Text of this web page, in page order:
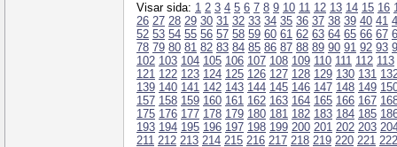
Visar sida: 1 2 3 4 5 6 7 8 9 10 11 12 13 14 15 16
26 27 28 29 30 31 32 33 34 35 36 37 38 39 40 41
52 53 54 55 56 57 58 59 60 61 62 63 64 65 66 67
78 79 80 81 82 83 84 85 86 87 88 89 90 91 92 93
102 103 104 105 106 107 108 109 110 111 112 113
121 122 123 124 125 126 127 128 129 130 131
139 140 141 142 143 144 145 146 147 148 149
157 158 159 160 161 162 163 164 165 166 167
175 176 177 178 179 180 181 182 183 184 185
193 194 195 196 197 198 199 200 201 202 203
211 212 213 214 215 216 217 218 219 220 221 222